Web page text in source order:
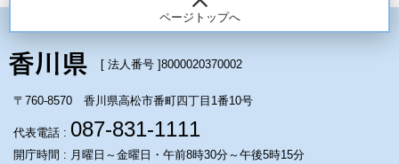
ページトップへ
[ 法人番号 ]8000020370002
〒760-8570 香川県高松市番町四丁目1番10号
代表電話 : 087-831-1111
開庁時間 : 月曜日～金曜日・午前8時30分～午後5時15分